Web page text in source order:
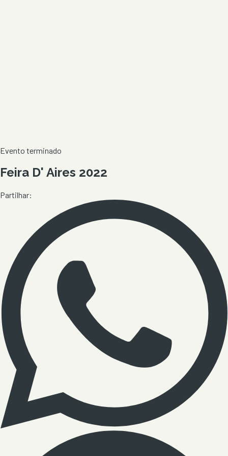
Evento terminado
Feira D' Aires 2022
Partilhar: